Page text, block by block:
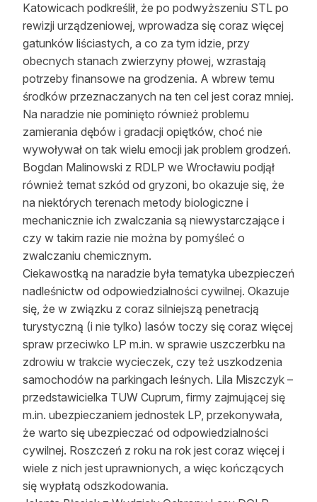
Katowicach podkreślił, że po podwyższeniu STL po
rewizji urządzeniowej, wprowadza się coraz więcej
gatunków liściastych, a co za tym idzie, przy
obecnych stanach zwierzyny płowej, wzrastają
potrzeby finansowe na grodzenia. A wbrew temu
środków przeznaczanych na ten cel jest coraz mniej.
Na naradzie nie pominięto również problemu
zamierania dębów i gradacji opiętków, choć nie
wywoływał on tak wielu emocji jak problem grodzeń.
Bogdan Malinowski z RDLP we Wrocławiu podjął
również temat szkód od gryzoni, bo okazuje się, że
na niektórych terenach metody biologiczne i
mechanicznie ich zwalczania są niewystarczające i
czy w takim razie nie można by pomyśleć o
zwalczaniu chemicznym.
Ciekawostką na naradzie była tematyka ubezpieczeń
nadleśnictw od odpowiedzialności cywilnej. Okazuje
się, że w związku z coraz silniejszą penetracją
turystyczną (i nie tylko) lasów toczy się coraz więcej
spraw przeciwko LP m.in. w sprawie uszczerbku na
zdrowiu w trakcie wycieczek, czy też uszkodzenia
samochodów na parkingach leśnych. Lila Miszczyk –
przedstawicielka TUW Cuprum, firmy zajmującej się
m.in. ubezpieczaniem jednostek LP, przekonywała,
że warto się ubezpieczać od odpowiedzialności
cywilnej. Roszczeń z roku na rok jest coraz więcej i
wiele z nich jest uprawnionych, a więc kończących
się wypłatą odszkodowania.